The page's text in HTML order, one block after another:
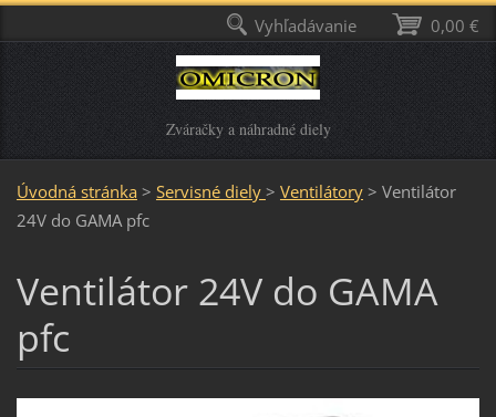
Zváračky a náhradné diely
Úvodná stránka > Servisné diely > Ventilátory > Ventilátor
24V do GAMA pfc
Ventilátor 24V do GAMA
pfc
0,00 €
Vyhľadávanie